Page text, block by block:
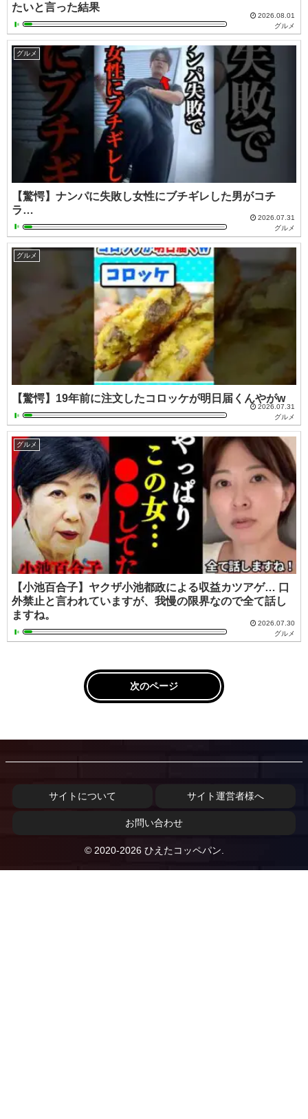
たいと言った結果
2026.08.01
グルメ
グルメ
【驚愕】ナンパに失敗し女性にブチギレした男がコチ
ラ…
2026.07.31
グルメ
グルメ
【驚愕】19年前に注文したコロッケが明日届くんやがw
2026.07.31
グルメ
グルメ
【小池百合子】ヤクザ小池都政による収益カツアゲ… 口
外禁止と言われていますが、我慢の限界なので全て話し
ますね。
2026.07.30
グルメ
次のページ
サイトについて サイト運営者様へ
お問い合わせ
© 2020-2026 ひえたコッペパン.